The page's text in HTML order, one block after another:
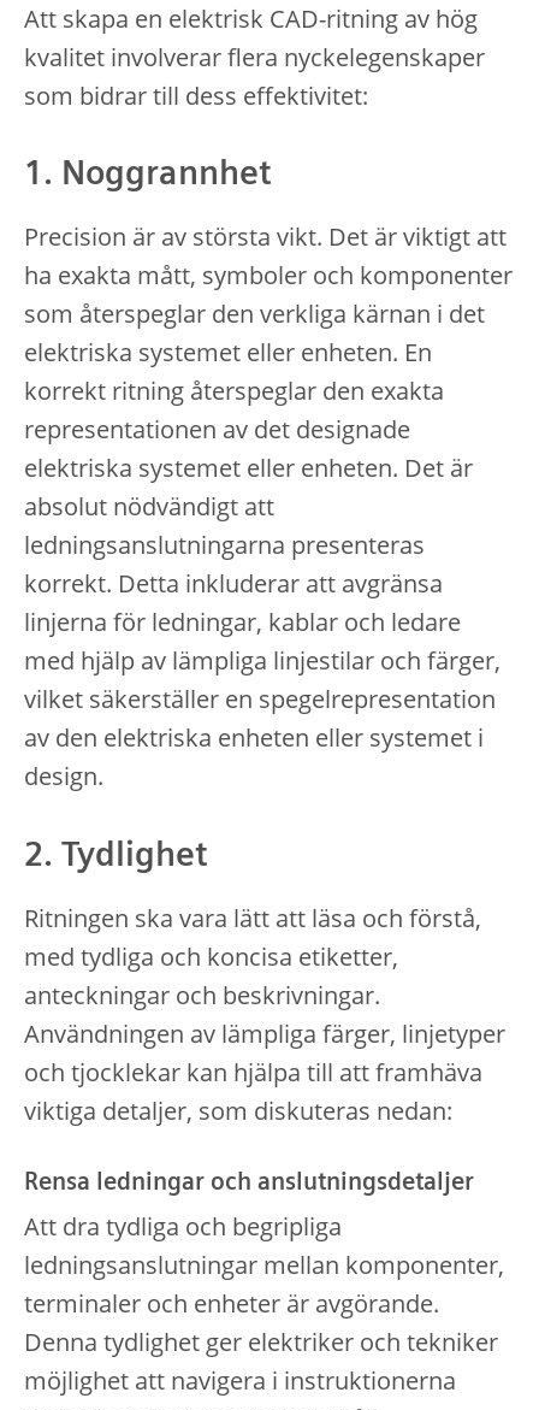
Att skapa en elektrisk CAD-ritning av hög
kvalitet involverar flera nyckelegenskaper
som bidrar till dess effektivitet:
1. Noggrannhet
Precision är av största vikt. Det är viktigt att
ha exakta mått, symboler och komponenter
som återspeglar den verkliga kärnan i det
elektriska systemet eller enheten. En
korrekt ritning återspeglar den exakta
representationen av det designade
elektriska systemet eller enheten. Det är
absolut nödvändigt att
ledningsanslutningarna presenteras
korrekt. Detta inkluderar att avgränsa
linjerna för ledningar, kablar och ledare
med hjälp av lämpliga linjestilar och färger,
vilket säkerställer en spegelrepresentation
av den elektriska enheten eller systemet i
design.
2. Tydlighet
Ritningen ska vara lätt att läsa och förstå,
med tydliga och koncisa etiketter,
anteckningar och beskrivningar.
Användningen av lämpliga färger, linjetyper
och tjocklekar kan hjälpa till att framhäva
viktiga detaljer, som diskuteras nedan:
Rensa ledningar och anslutningsdetaljer
Att dra tydliga och begripliga
ledningsanslutningar mellan komponenter,
terminaler och enheter är avgörande.
Denna tydlighet ger elektriker och tekniker
möjlighet att navigera i instruktionerna